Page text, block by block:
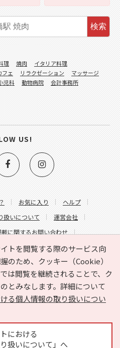
トを閲覧する際のサービス向
のため、クッキー（Cookie）
は閲覧を継続されることで、ク
とみなします。詳細について
る個人情報の取り扱いについ
における
扱いについて」へ
お気に入り
ヘルプ
扱いについて
運営会社
載に関するお問い合わせ
するお問い合わせ
検索
理 焼肉
イタリア料理
ェ リラクゼーション
マッサージ
児科 動物病院
会計事務所
US!
All Rights Reserved.